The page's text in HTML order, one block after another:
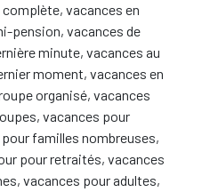
vacances en
pension, vacances de
minute, vacances au
moment, vacances en
organisé, vacances
vacances pour
familles nombreuses,
pour retraités, vacances
vacances pour adultes,